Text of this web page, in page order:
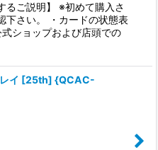
るご説明】 ※初めて購入さ
下さい。 ・カードの状態表
ショップおよび店頭での
レイ [25th] {QCAC-